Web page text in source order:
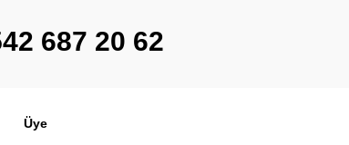
687 20 62
Üye